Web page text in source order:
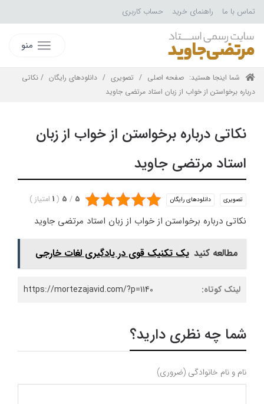
تماس با ما راهنمای خرید حساب کاربری
منو
شما اینجا هستید: صفحه اصلی / تصویری / دانلودهای رایگان / نکاتی
درباره برخواستن از خواب از زبان استاد مرتضی جاوید
نکاتی درباره برخواستن از خواب از زبان
استاد مرتضی جاوید
تصویری دانلودهای رایگان 5
/
5
(
1 امتیاز)
نکاتی درباره برخواستن از خواب از زبان استاد مرتضی جاوید
مطالعه کنید یک تکنیک قوی در یادگیری لغات خارجی
لینک کوتاه: https://mortezajavid.com/?p=1140
شما چه نظری دارید؟
نام و نام خانوادگی (ضروری)